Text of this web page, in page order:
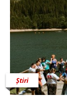
Știri